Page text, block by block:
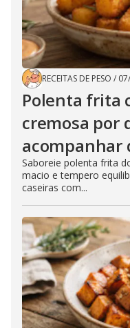
RECEITAS DE PESO /
Polenta frita
cremosa por
acompanhar
Saboreie polenta frita
macio e tempero
caseiras com...